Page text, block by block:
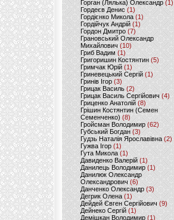
Горган (Лялька) Олександр(1)
Гордеєв Денис (1)
Гордієнко Микола (1)
Гордійчук Андрій (1)
Гордон Дмитро (7)
Грановський Олександр
Михайлович (10)
Гриб Вадим (1)
Григоришин Костянтин (5)
Гримчак Юрій(1)
Гриневецький Сергій(1)
Гринів Ігор (3)
Грицак Василь (2)
Грицак Василь Сергійович (4)
Гриценко Анатолій (8)
Грішин Костянтин (Семен
Семенченко)(8)
Гройсман Володимир(62)
Губський Богдан (3)
Гудзь Наталія Ярославівна(2)
Гужва Ігор (1)
Гута Микола (1)
Давиденко Валерій (1)
Данилець Володимир(1)
Данилюк Олександр
Олександрович (6)
Данченко Олександр (3)
Дегрик Олена(1)
Дейдей Євген Сергійович(9)
Дейнеко Сергій (1)
Демішкан Володимир(1)